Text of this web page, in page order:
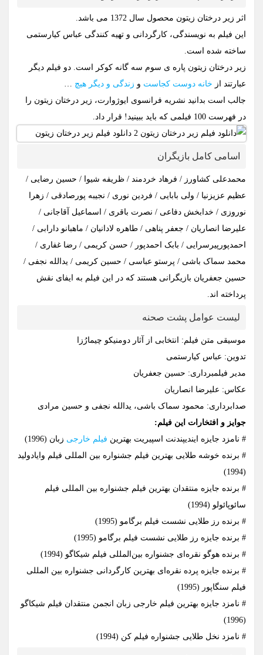
اثر زیر درختان زیتون محصول سال 1372 می باشد.
این فیلم به نویسندگی، کارگردانی و تهیه کنندگی عباس کیارستمی
ساخته شده است.
زیر درختان زیتون پاره ی سوم سه گانه کوکر است. دو فیلم دیگر
عبارتند از خانه دوست کجاست و زندگی و دیگر هیچ …
جالب است بدانید نشریه فرانسوی ایوژوارت، زیر درختان زیتون را
در فهرست 100 فیلمی که باید ببینید! قرار داد.
اسامی کامل بازیگران
محمدعلی کشاورز / فرهاد خردمند / ظریفه شیوا / حسین رضایی /
عظیم عزیزنیا / ولی بابایی / فردین نوری / نجیبه پورصادقی / زهرا
نوروزی / خدابخش دفاعی / نصرت باقری / اسماعیل آقاجانی /
علیرضا انصاریان / جعفر پناهی / طاهره لادانیان / ماهبانو دارابی /
احمدپورپیرسرایی / بابک احمدپور / حسن کریمی / رضا غفاری /
محمد سماک باشی / پرستو عباسی / حسین کریمی / یدالله نجفی /
حسین جعفریان بازیگرانی هستند که در این فیلم به ایفای نقش
پرداخته اند.
لیست عوامل پشت صحنه
موسیقی متن فیلم: انتخابی از آثار دومنیکو چیمارُزا
تدوین: عباس کیارستمی
مدیر فیلمبرداری: حسین جعفریان
عکاس: علیرضا انصاریان
صدابرداری: محمود سماک باشی، یدالله نجفی و حسین مرادی
جوایز و افتخارات این فیلم:
# نامزد جایزه ایندیپندنت اسپیریت بهترین فیلم خارجی زبان (1996)
# برنده خوشه طلایی بهترین فیلم جشنواره بین المللی فیلم وایادولید
(1994)
# برنده جایزه منتقدان بهترین فیلم جشنواره بین المللی فیلم
سائوپائولو (1994)
# برنده رز طلایی نشست فیلم برگامو (1995)
# برنده جایزه رز طلایی نشست فیلم برگامو (1995)
# برنده هوگو نقره‌ای جشنواره بین‌المللی فیلم شیکاگو (1994)
# برنده جایزه پرده نقره‌ای بهترین کارگردانی جشنواره بین المللی
فیلم سنگاپور (1995)
# نامزد جایزه بهترین فیلم خارجی زبان انجمن منتقدان فیلم شیکاگو
(1996)
# نامزد نخل طلایی جشنواره فیلم کن (1994)